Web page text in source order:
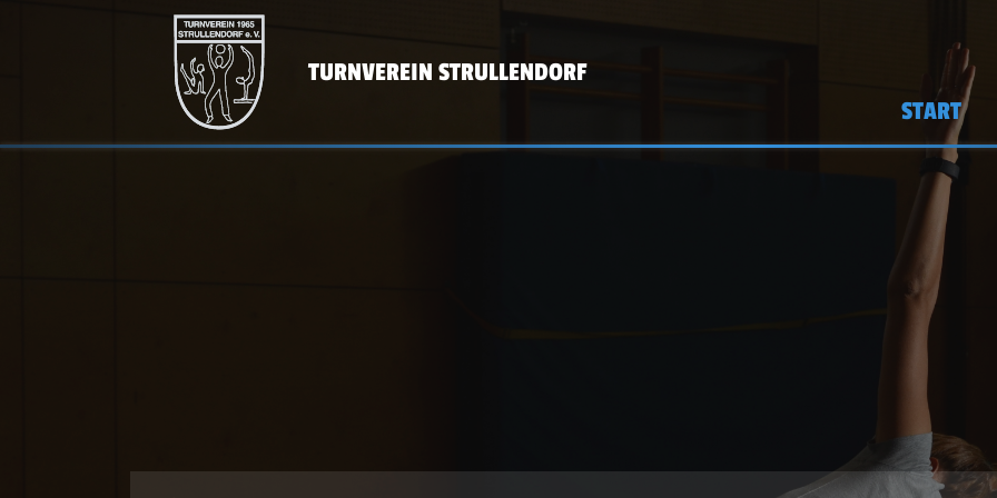
TURNVEREIN STRULLENDORF
START